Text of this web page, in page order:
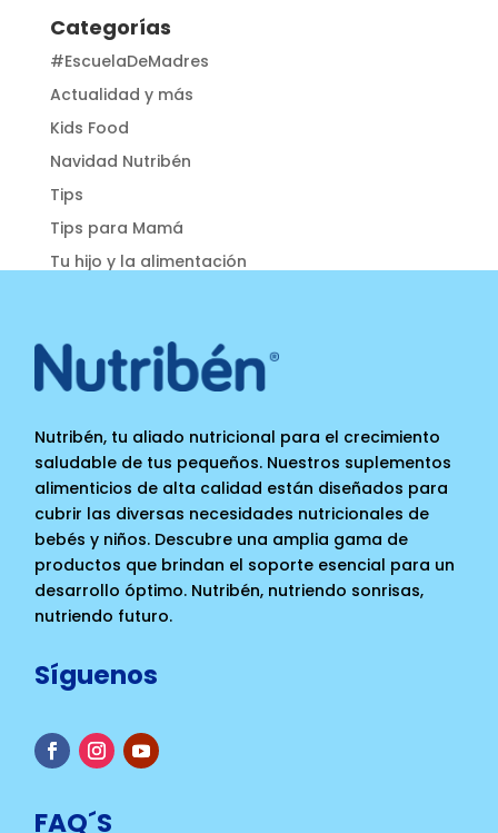
Categorías
#EscuelaDeMadres
Actualidad y más
Kids Food
Navidad Nutribén
Tips
Tips para Mamá
Tu hijo y la alimentación
Nutribén, tu aliado nutricional para el crecimiento
saludable de tus pequeños. Nuestros suplementos
alimenticios de alta calidad están diseñados para
cubrir las diversas necesidades nutricionales de
bebés y niños. Descubre una amplia gama de
productos que brindan el soporte esencial para un
desarrollo óptimo. Nutribén, nutriendo sonrisas,
nutriendo futuro.
Síguenos
FAQ´S